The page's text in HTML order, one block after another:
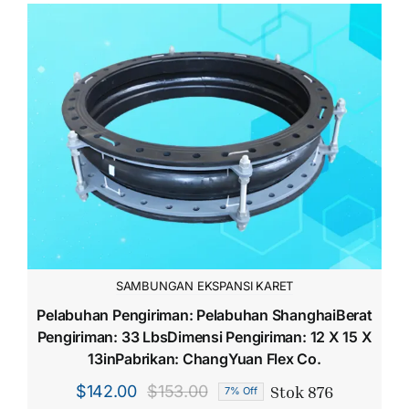
SAMBUNGAN EKSPANSI KARET
Pelabuhan Pengiriman: Pelabuhan ShanghaiBerat
Pengiriman: 33 LbsDimensi Pengiriman: 12 X 15 X
13inPabrikan: ChangYuan Flex Co.
$153.00
Harga
$142.00
Harga
7% Off Stok 876